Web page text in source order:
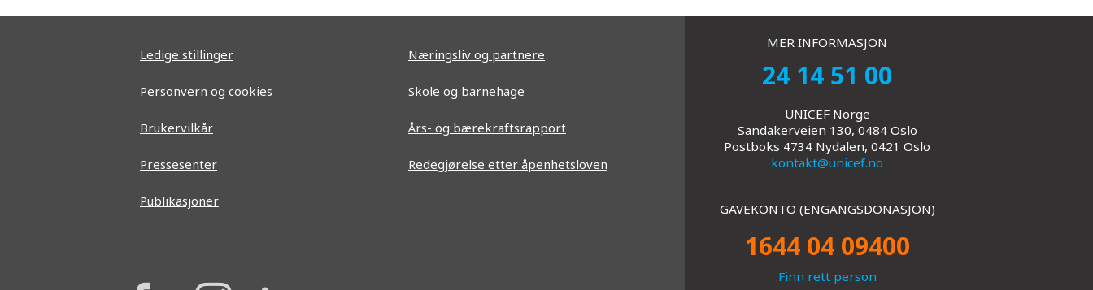
Ledige stillinger
Personvern og cookies
Brukervilkår
Pressesenter
Publikasjoner
Næringsliv og partnere
Skole og barnehage
Års- og bærekraftsrapport
Redegjørelse etter åpenhetsloven
MER INFORMASJON
24 14 51 00
UNICEF Norge
Sandakerveien 130, 0484 Oslo
Postboks 4734 Nydalen, 0421 Oslo
kontakt@unicef.no
GAVEKONTO (ENGANGSDONASJON)
1644 04 09400
Finn rett person